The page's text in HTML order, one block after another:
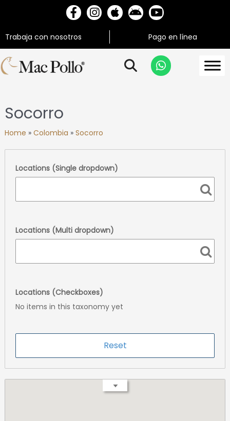
Trabaja con nosotros Pago en línea
Socorro
Home » Colombia » Socorro
Locations (Single dropdown)
Locations (Multi dropdown)
Locations (Checkboxes)
No items in this taxonomy yet